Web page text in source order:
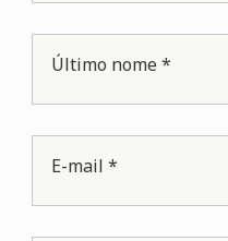
Último nome *
E-mail *